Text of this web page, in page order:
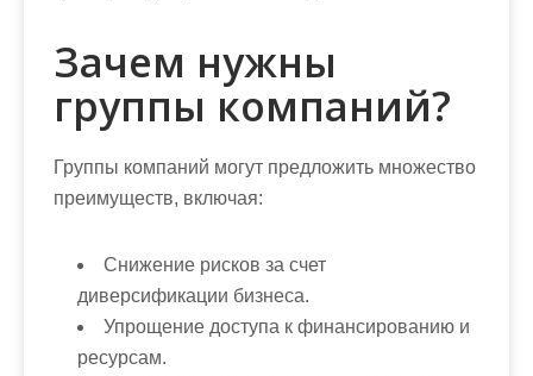
Зачем нужны
группы компаний?
Группы компаний могут предложить множество
преимуществ, включая:
Снижение рисков за счет
диверсификации бизнеса.
Упрощение доступа к финансированию и
ресурсам.